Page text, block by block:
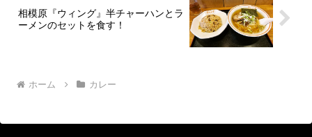
相模原『ウィング』半チャーハンとラ
ーメンのセットを食す！
ホーム カレー